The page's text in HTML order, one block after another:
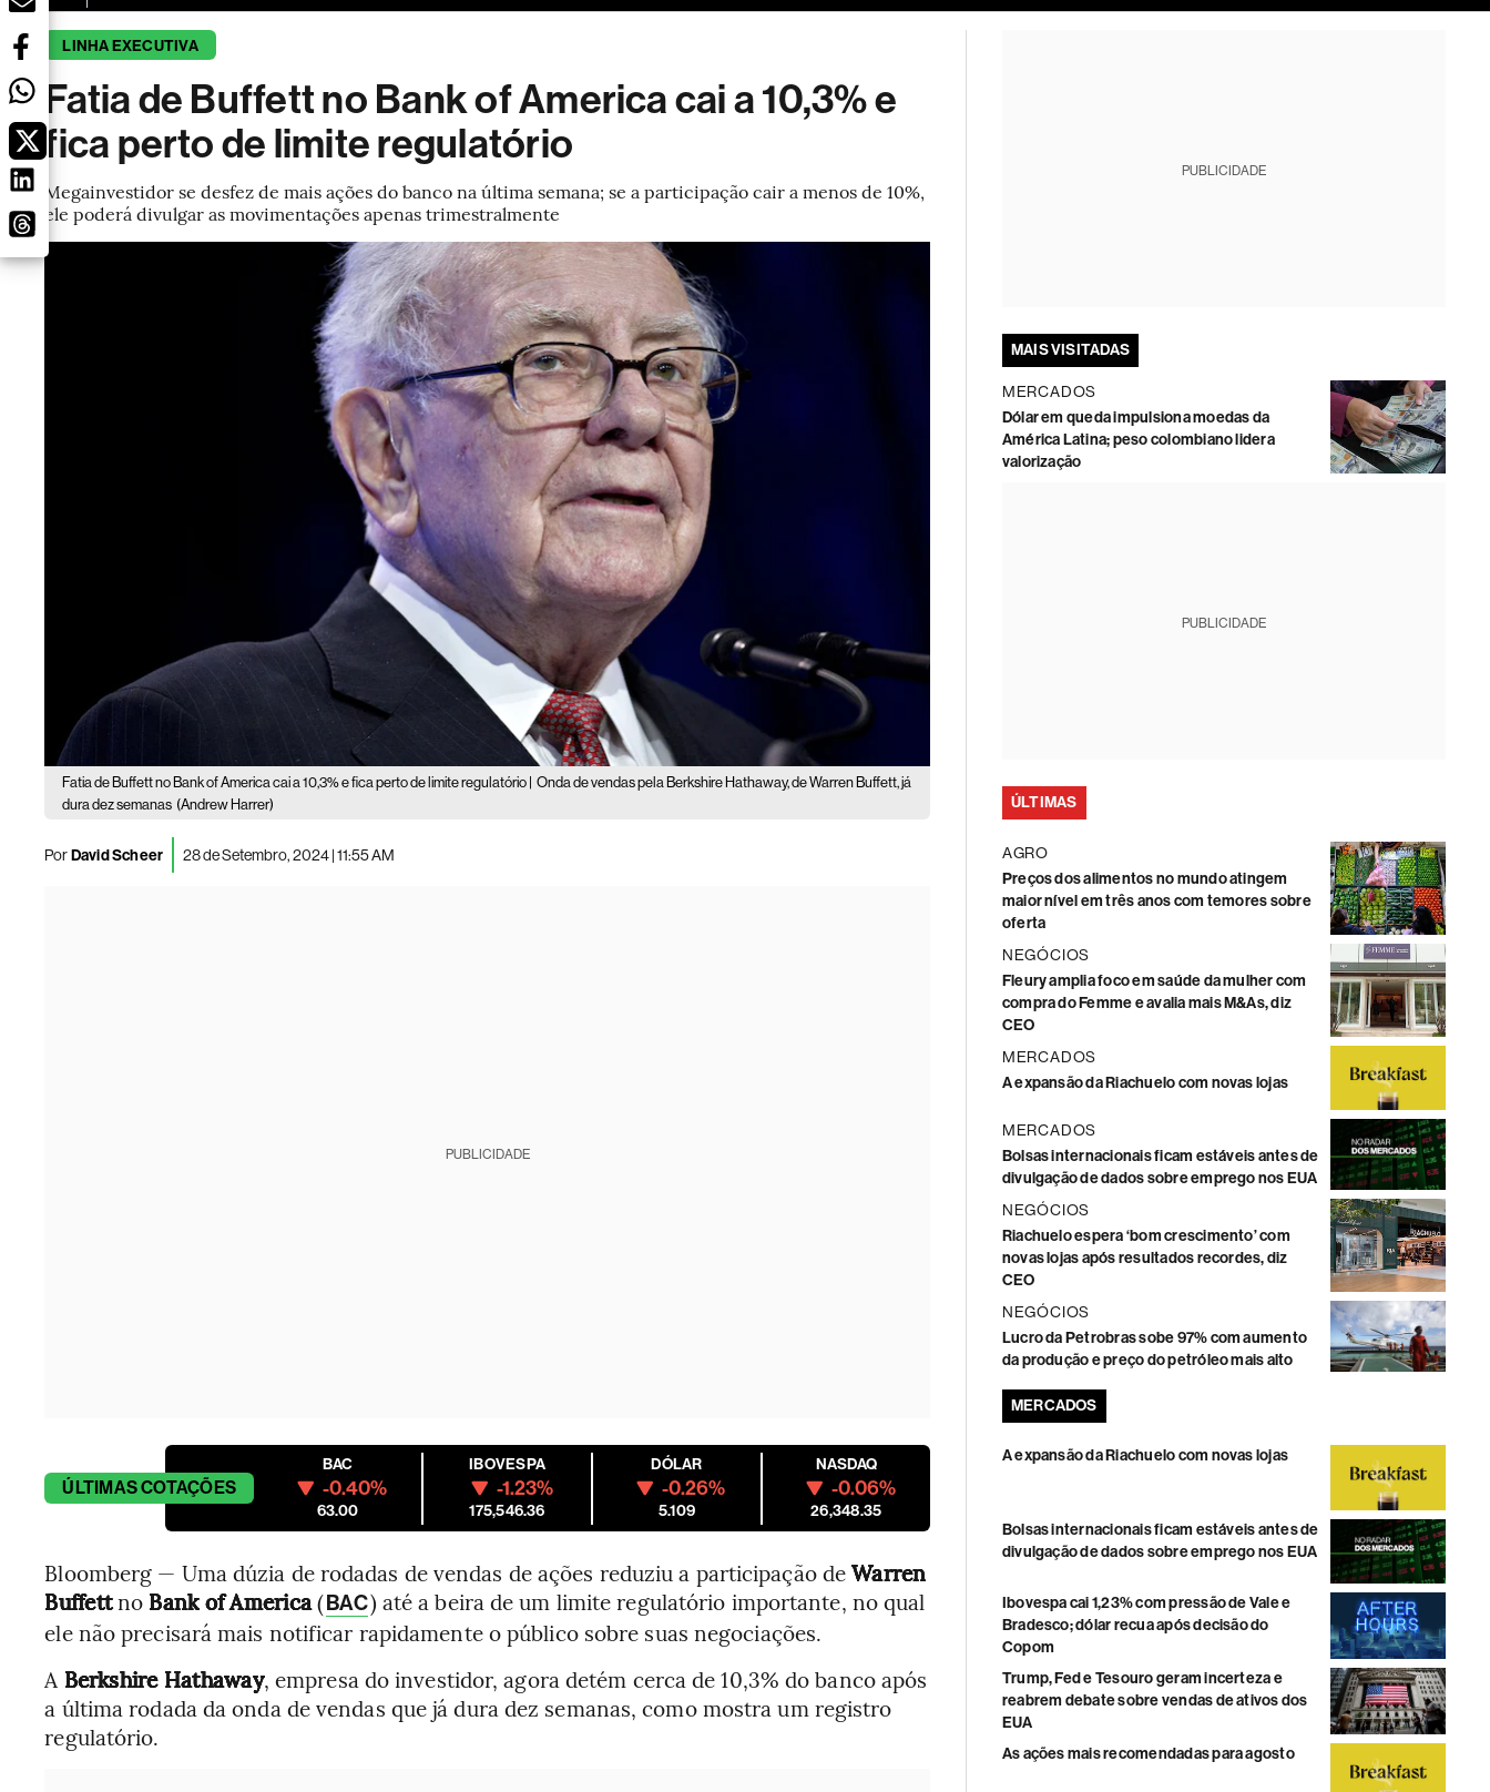
LINHA EXECUTIVA
Fatia de Buffett no Bank of America cai a 10,3% e
fica perto de limite regulatório
Megainvestidor se desfez de mais ações do banco na última semana; se a participação cair a menos de 10%,
ele poderá divulgar as movimentações apenas trimestralmente
Fatia de Buffett no Bank of America cai a 10,3% e fica perto de limite regulatório |
Onda de vendas pela Berkshire Hathaway, de Warren Buffett, já
dura dez semanas (Andrew Harrer)
PorDavid Scheer 28 de Setembro, 2024 | 11:55 AM
PUBLICIDADE
ÚLTIMASCOTAÇÕES
BAC
-0.40%
63.00
IBOVESPA
-1.23%
175,546.36
DÓLAR
-0.26%
5.109
NASDAQ
-0.06%
26,348.35
Bloomberg — Uma dúzia de rodadas de vendas de ações reduziu a participação deWarren
Buffettno Bank of America(BAC) até a beira de um limite regulatório importante, no qual
ele não precisará mais notificar rapidamente o público sobre suas negociações.
A Berkshire Hathaway, empresa do investidor, agora detém cerca de 10,3% do banco após
a última rodada da onda de vendas que já dura dez semanas, como mostra um registro
regulatório.
PUBLICIDADE
MAIS VISITADAS
MERCADOS
Dólar em queda impulsiona moedas da
América Latina; peso colombiano lidera
valorização
PUBLICIDADE
ÚLTIMAS
AGRO
Preços dos alimentos no mundo atingem
maior nível em três anos com temores sobre
oferta
NEGÓCIOS
Fleury amplia foco em saúde da mulher com
compra do Femme e avalia mais M&As, diz
CEO
MERCADOS
A expansão da Riachuelo com novas lojas
MERCADOS
Bolsas internacionais ficam estáveis antes de
divulgação de dados sobre emprego nos EUA
NEGÓCIOS
Riachuelo espera ‘bom crescimento’ com
novas lojas após resultados recordes, diz
CEO
NEGÓCIOS
Lucro da Petrobras sobe 97% com aumento
da produção e preço do petróleo mais alto
MERCADOS
A expansão da Riachuelo com novas lojas
Bolsas internacionais ficam estáveis antes de
divulgação de dados sobre emprego nos EUA
Ibovespa cai 1,23% com pressão de Vale e
Bradesco; dólar recua após decisão do
Copom
Trump, Fed e Tesouro geram incerteza e
reabrem debate sobre vendas de ativos dos
EUA
As ações mais recomendadas para agosto